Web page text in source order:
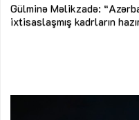
Gülminə Məlikzadə:
ixtisaslaşmış kadrların